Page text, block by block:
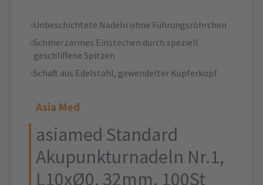
Unbeschichtete Nadeln ohne Führungsröhrchen
Schmerzarmes Einstechen durch speziell
geschliffene Spitzen
Schaft aus Edelstahl, gewendelter Kupferkopf
Asia Med
asiamed Standard
Akupunkturnadeln Nr.1,
L10xØ0, 32mm, 100St